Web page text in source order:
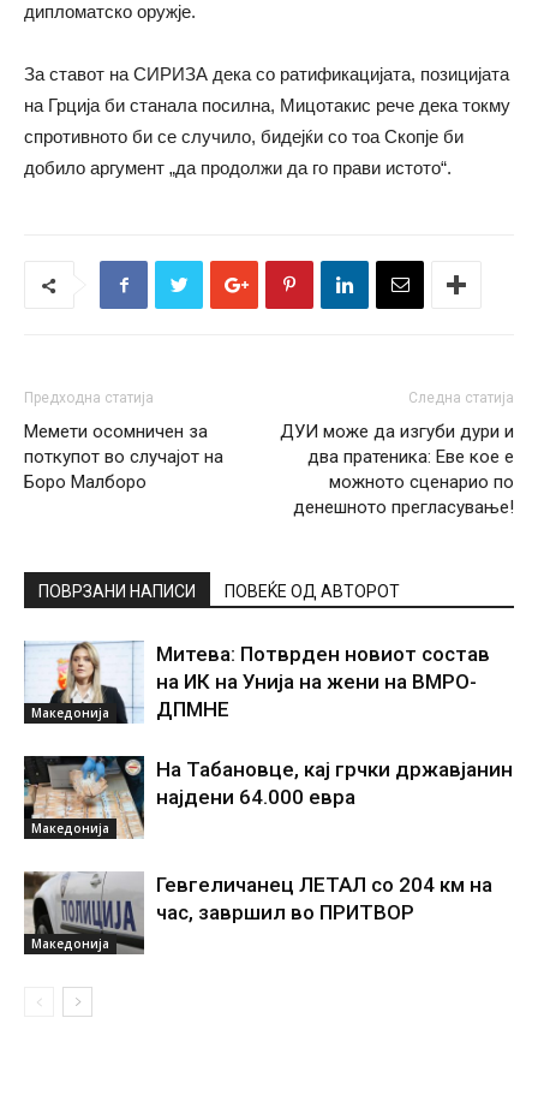
дипломатско оружје.
За ставот на СИРИЗА дека со ратификацијата, позицијата
на Грција би станала посилна, Мицотакис рече дека токму
спротивното би се случило, бидејќи со тоа Скопје би
добило аргумент „да продолжи да го прави истото“.
Предходна статија
Мемети осомничен за
поткупот во случајот на
Боро Малборо
Следна статија
ДУИ може да изгуби дури и
два пратеника: Еве кое е
можното сценарио по
денешното прегласување!
ПОВРЗАНИ НАПИСИ ПОВЕЌЕ ОД АВТОРОТ
Македонија
Митева: Потврден новиот состав
на ИК на Унија на жени на ВМРО-
ДПМНЕ
Македонија
На Табановце, кај грчки државјанин
најдени 64.000 евра
Македонија
Гевгеличанец ЛЕТАЛ со 204 км на
час, завршил во ПРИТВОР